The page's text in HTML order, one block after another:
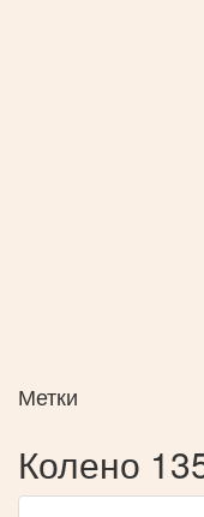
Метки
Колено